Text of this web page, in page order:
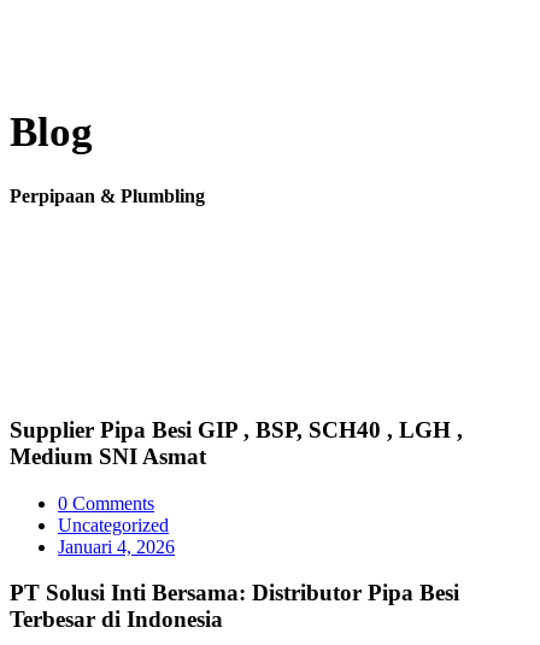
Blog
Perpipaan & Plumbling
Supplier Pipa Besi GIP , BSP, SCH40 , LGH ,
Medium SNI Asmat
0 Comments
Uncategorized
Januari 4, 2026
PT Solusi Inti Bersama: Distributor Pipa Besi
Terbesar di Indonesia